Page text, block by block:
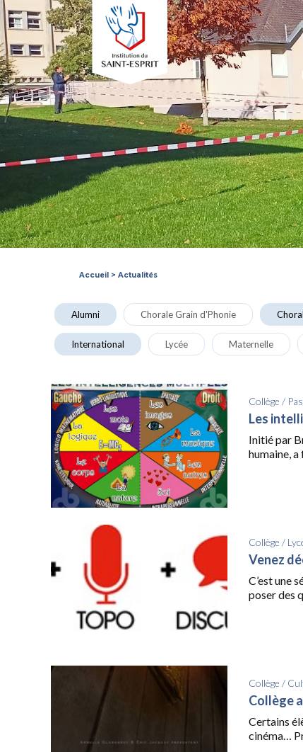
Accueil > Actualités
Alumni Chorale Grain d'Phonie
International Lycée Maternelle
Collège /
Les
Initié par
humaine,
Collège /
Venez
C’est une
poser des
Collège /
Collège
Certains
cinéma…